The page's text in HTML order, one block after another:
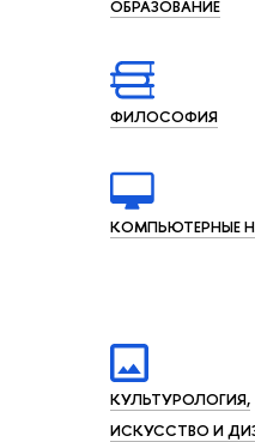
ОБРАЗОВАНИЕ
ФИЛОCОФИЯ
КОМПЬЮТЕРНЫЕ
КУЛЬТУРОЛОГИЯ,
ИСКУССТВО И